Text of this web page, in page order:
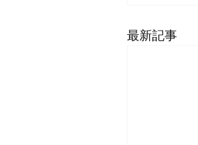
最新記事